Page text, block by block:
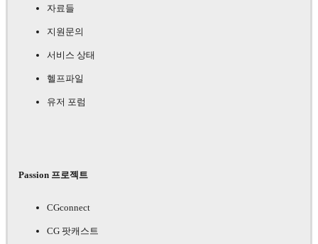
자료들
지원문의
서비스 상태
헬프파일
유저 포럼
Passion 프로젝트
CGconnect
CG 팟캐스트